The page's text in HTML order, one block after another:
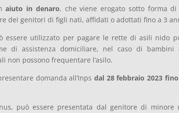
aiuto in denaro, che viene erogato sotto forma di
dei genitori di figli nati, affidati o adottati fino a 3
essere utilizzato per pagare le rette di asili nido
di assistenza domiciliare, nel caso di bambini
non possono frequentare l’asilo.
domanda all’Inpsdal 28 febbraio 2023
può essere presentata dal genitore di minore